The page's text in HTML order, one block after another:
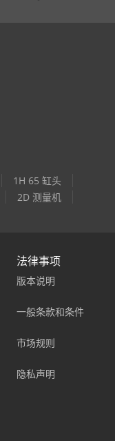
1H 65 缸头
2D 测量机
法律事项
版本说明
一般条款和条件
市场规则
隐私声明